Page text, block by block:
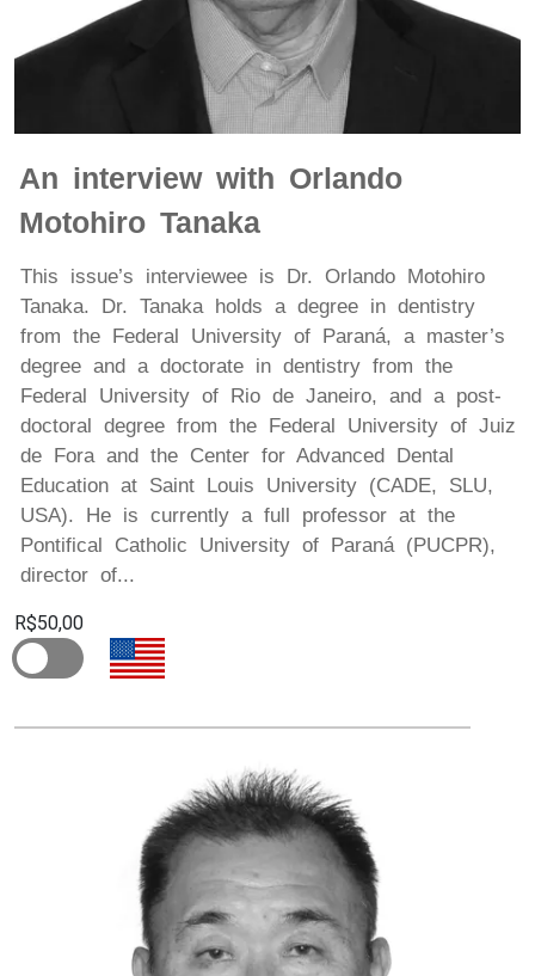
An interview with Orlando
Motohiro Tanaka
This issue’s interviewee is Dr. Orlando Motohiro
Tanaka. Dr. Tanaka holds a degree in dentistry
from the Federal University of Paraná, a master’s
degree and a doctorate in dentistry from the
Federal University of Rio de Janeiro, and a post-
doctoral degree from the Federal University of Juiz
de Fora and the Center for Advanced Dental
Education at Saint Louis University (CADE, SLU,
USA). He is currently a full professor at the
Pontifical Catholic University of Paraná (PUCPR),
director of...
R$50,00